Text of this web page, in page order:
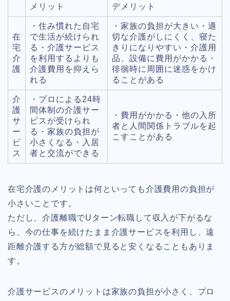
メリット デメリット
在
宅
介
護
・住み慣れた自宅
で生活が続けられ
る・介護サービス
を利用するよりも
介護費用を抑えら
れる
・家族の負担が大きい・適
切な介護がしにくく、寝た
きりになりやすい・介護用
品、設備に費用がかかる・
徘徊時に周囲に迷惑をかけ
ることがある
介
護
サ
ー
ビ
ス
・プロによる24時
間体制の介護サー
ビスが受けられ
る・家族の負担が
小さくなる・入居
者と交流ができる
・費用がかかる・他の入所
者と人間関係トラブルを起
こすことがある
在宅介護のメリットは何といっても介護費用の負担が
小さいことです。
ただし、介護離職でUターン転職して収入が下がるな
ら、今の仕事を続けたまま介護サービスを利用し、遠
距離介護する方が総額で見ると安くなることもありま
す。
介護サービスのメリットは家族の負担が小さく、プロ